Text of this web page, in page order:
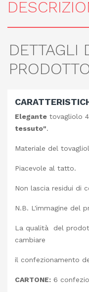
DETTAGLI
Elegante tovagliolo
tessuto".
Materiale del
Piacevole al tatto.
Non lascia residui di
N.B. L'immagine del
La qualità del
cambiare
il confezionamento
CARTONE: 6